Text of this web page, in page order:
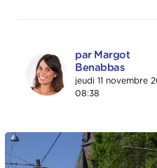
par Margot
Benabbas
jeudi 11 novembre
08:38